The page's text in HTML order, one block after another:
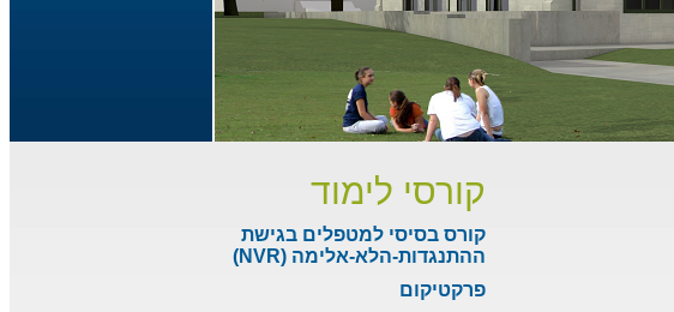
קורסי לימוד
קורס בסיסי למטפלים בגישת
ההתנגדות-הלא-אלימה (NVR)
פרקטיקום